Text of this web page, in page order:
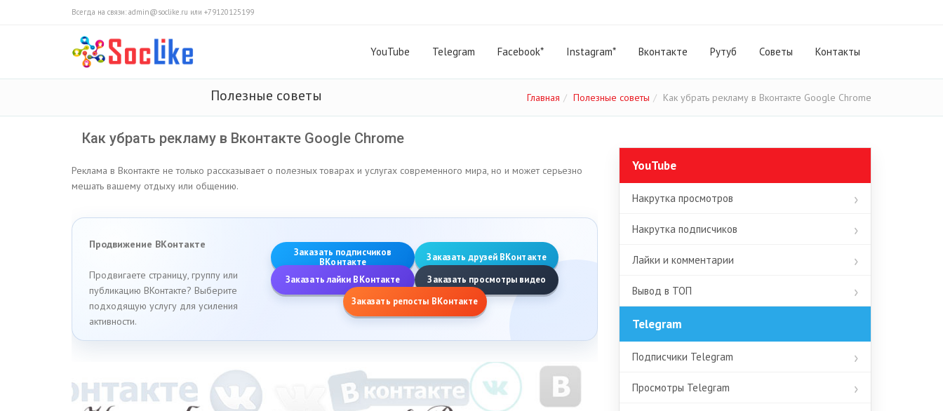
Всегда на связи: admin@soclike.ru или +79120125199
YouTube Telegram Facebook* Instagram* Вконтакте Рутуб Cоветы Контакты
Полезные советы Главная Полезные советы Как убрать рекламу в Вконтакте Google Chrome
Как убрать рекламу в Вконтакте Google Chrome
Реклама в Вконтакте не только рассказывает о полезных товарах и услугах современного мира, но и может серьезно
мешать вашему отдыху или общению.
Продвижение ВКонтакте
Продвигаете страницу, группу или
публикацию ВКонтакте? Выберите
подходящую услугу для усиления
активности.
Заказать подписчиков
ВКонтакте
Заказать друзей ВКонтакте
Заказать лайки ВКонтакте
Заказать просмотры видео
Заказать репосты ВКонтакте
YouTube
Накрутка просмотров
Накрутка подписчиков
Лайки и комментарии
Вывод в ТОП
Telegram
Подписчики Telegram
Просмотры Telegram